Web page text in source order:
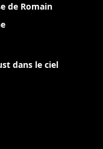
de Romain
dans le ciel